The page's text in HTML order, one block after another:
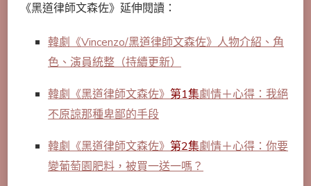
《黑道律師文森佐》延伸閱讀：
韓劇《Vincenzo/黑道律師文森佐》人物介紹、角
色、演員統整（持續更新）
韓劇《黑道律師文森佐》 第1集劇情＋心得：我絕
不原諒那種卑鄙的手段
韓劇《黑道律師文森佐》 第2集劇情＋心得：你要
變葡萄園肥料，被買一送一嗎？